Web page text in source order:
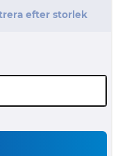
efter storlek